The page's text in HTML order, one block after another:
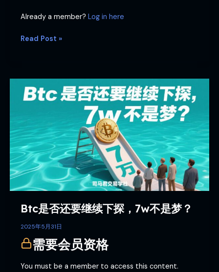
Already a member? Log in here
Read Post »
Btc是否还要继续下探，7w不是梦？
2025年5月31日
需要会员资格
You must be a member to access this content.
是
要
继
续
下
探，
7w
是